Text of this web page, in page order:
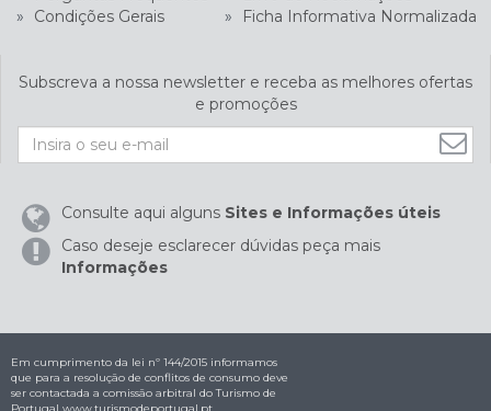
»
Condições Gerais » Ficha Informativa Normalizada
Subscreva a nossa newsletter e receba as melhores ofertas
e promoções
Consulte aqui alguns Sites e Informações úteis
Caso deseje esclarecer dúvidas peça mais
Informações
Em cumprimento da lei nº 144/2015 informamos
que para a resolução de conflitos de consumo deve
ser contactada a comissão arbitral do Turismo de